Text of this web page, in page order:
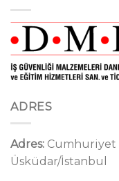
ADRES
Adres: Cumhuriyet
Üsküdar/İstanbul